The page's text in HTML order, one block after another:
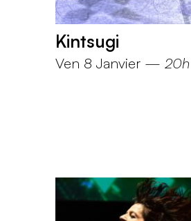
Kintsugi
Ven 8 Janvier — 20h